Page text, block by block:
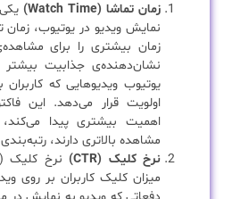
زمان تماشا (Watch Time)
نمایش ویدیو در یوتیوب،
زمان بیشتری را برای
نشان‌دهنده‌ی جذابیت بیشتر
یوتیوب ویدیوهایی که کاربران
اولویت قرار می‌دهد. این
اهمیت بیشتری پیدا می‌کند،
مشاهده بالاتری دارند،
نرخ کلیک (CTR)
میزان کلیک کاربران بر روی